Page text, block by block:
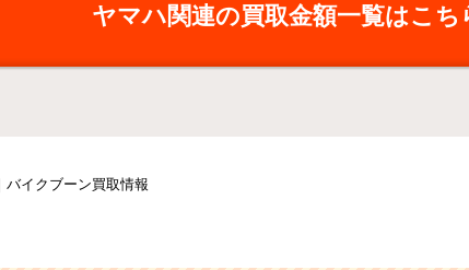
ヤマハ関連の買取金額一覧はこち
バイクブーン買取情報